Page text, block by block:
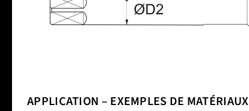
APPLICATION – EXEMPLES DE MATÉRIAUX